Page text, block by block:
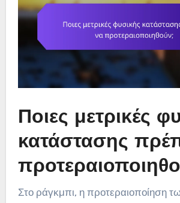
Ποιες μετρικές
κατάστασης
Στο ράγκμπι, η προτεραιοποίηση